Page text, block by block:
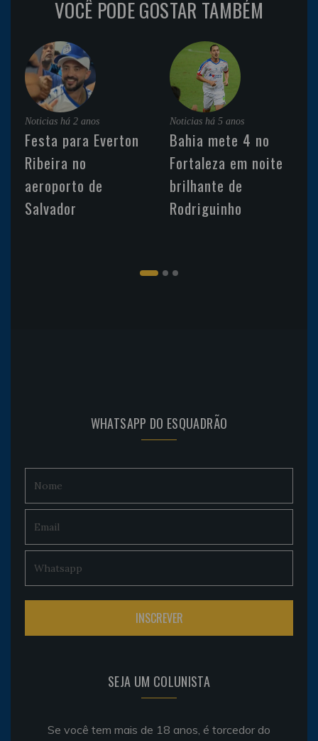
VOCÊ PODE GOSTAR TAMBÉM
Noticias há 2 anos
Festa para Everton
Ribeira no
aeroporto de
Salvador
Noticias há 5 anos
Bahia mete 4 no
Fortaleza em noite
brilhante de
Rodriguinho
WHATSAPP DO ESQUADRÃO
SEJA UM COLUNISTA
Se você tem mais de 18 anos, é torcedor do